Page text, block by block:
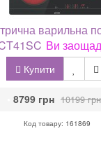
варильна
Ви
Купити
8799 грн 10199 грн
Код товару: 161869